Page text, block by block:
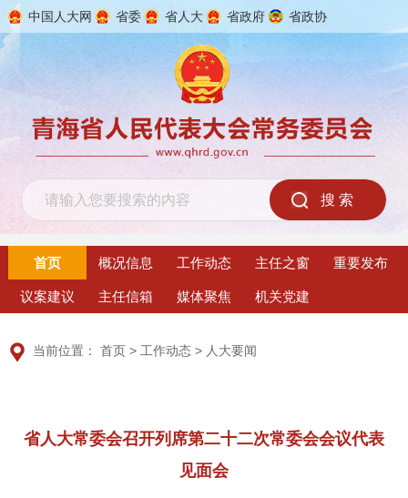
中国人大网 省委 省人大 省政府 省政协
首页 概况信息 工作动态 主任之窗 重要发布
议案建议 主任信箱 媒体聚焦 机关党建
当前位置：首页 >工作动态 > 人大要闻
省人大常委会召开列席第二十二次常委会会议代表
见面会